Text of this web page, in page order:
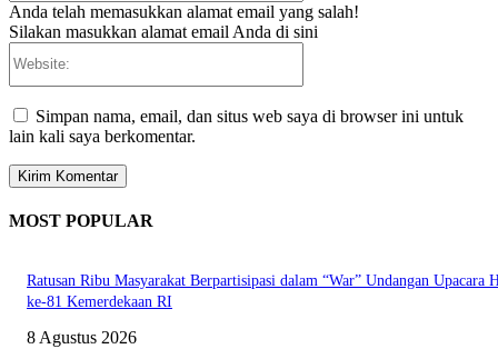
Anda telah memasukkan alamat email yang salah!
Silakan masukkan alamat email Anda di sini
Simpan nama, email, dan situs web saya di browser ini untuk
lain kali saya berkomentar.
MOST POPULAR
Ratusan Ribu Masyarakat Berpartisipasi dalam “War” Undangan Upacara
ke-81 Kemerdekaan RI
8 Agustus 2026